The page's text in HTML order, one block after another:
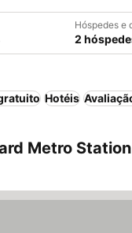
Hóspedes e
2
Hotéis
Metro Station